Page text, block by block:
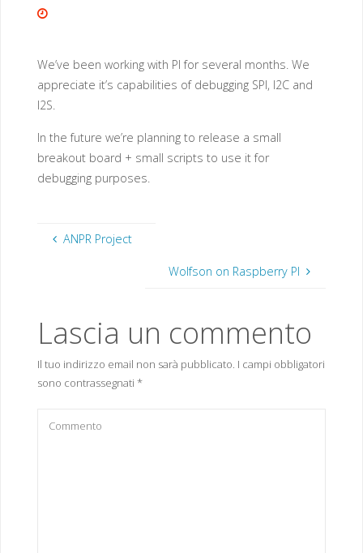
We’ve been working with PI for several months. We
appreciate it’s capabilities of debugging SPI, I2C and
I2S.
In the future we’re planning to release a small
breakout board + small scripts to use it for
debugging purposes.
ANPR Project
Wolfson on Raspberry PI
Lascia un commento
Il tuo indirizzo email non sarà pubblicato. I campi obbligatori
sono contrassegnati *